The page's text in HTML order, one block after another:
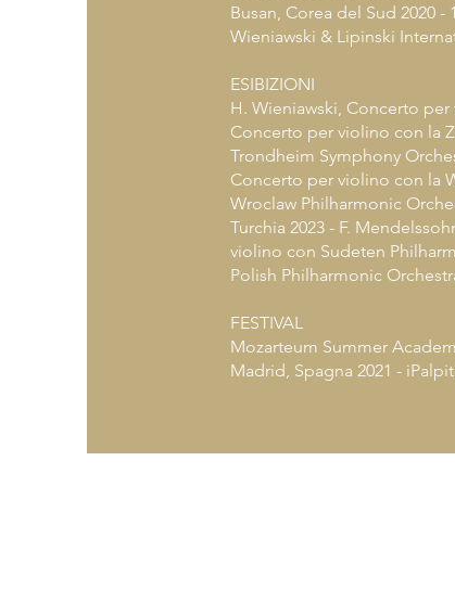
Busan, Corea del Sud 2020
Wieniawski & Lipinski
ESIBIZIONI
H. Wieniawski, Concerto
Concerto per violino con la
Trondheim Symphony
Concerto per violino con la
Wroclaw Philharmonic
Turchia 2023 - F.
violino con Sudeten
Polish Philharmonic
FESTIVAL
Mozarteum Summer
Madrid, Spagna 2021 -